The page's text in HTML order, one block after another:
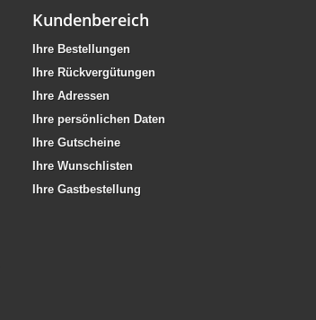
Kundenbereich
Ihre Bestellungen
Ihre Rückvergütungen
Ihre Adressen
Ihre persönlichen Daten
Ihre Gutscheine
Ihre Wunschlisten
Ihre Gastbestellung